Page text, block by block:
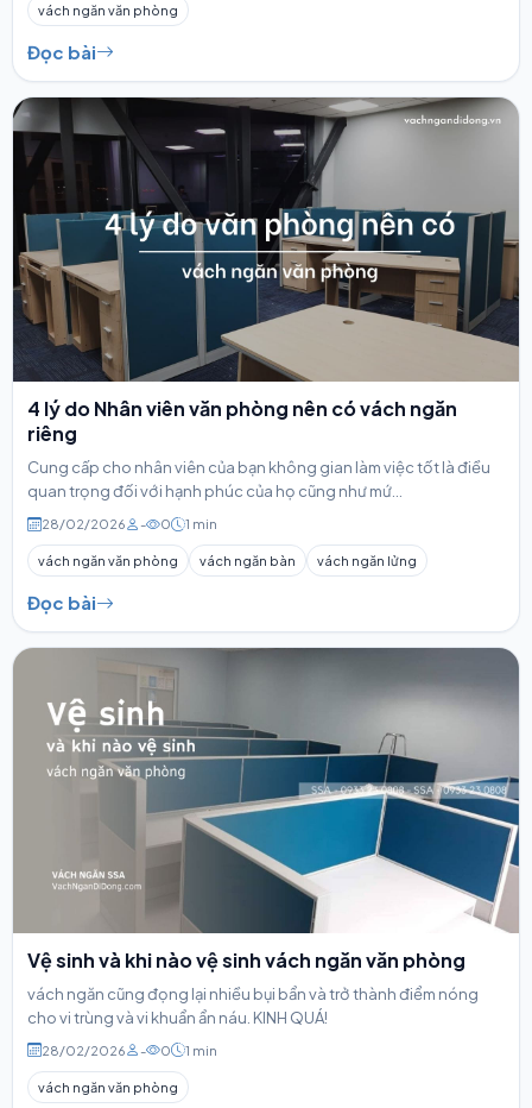
vách ngăn văn phòng
Đọc bài
4 lý do Nhân viên văn phòng nên có vách ngăn
riêng
Cung cấp cho nhân viên của bạn không gian làm việc tốt là điều
quan trọng đối với hạnh phúc của họ cũng như mứ...
28/02/2026 - 0 1 min
vách ngăn văn phòng vách ngăn bàn vách ngăn lửng
Đọc bài
Vệ sinh và khi nào vệ sinh vách ngăn văn phòng
vách ngăn cũng đọng lại nhiều bụi bẩn và trở thành điểm nóng
cho vi trùng và vi khuẩn ẩn náu. KINH QUÁ!
28/02/2026 - 0 1 min
vách ngăn văn phòng